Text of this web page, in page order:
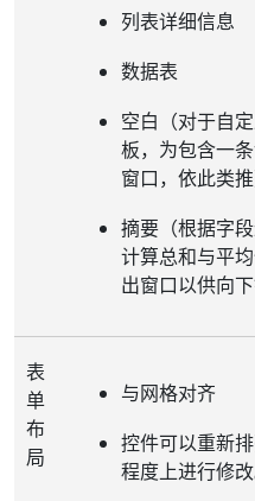
列表详细信息
数据表
空白（对于自
板，为包含一
窗口，依此类推
摘要（根据字段
计算总和与平
出窗口以供向下
表
单
布
局
与网格对齐
控件可以重新
程度上进行修改